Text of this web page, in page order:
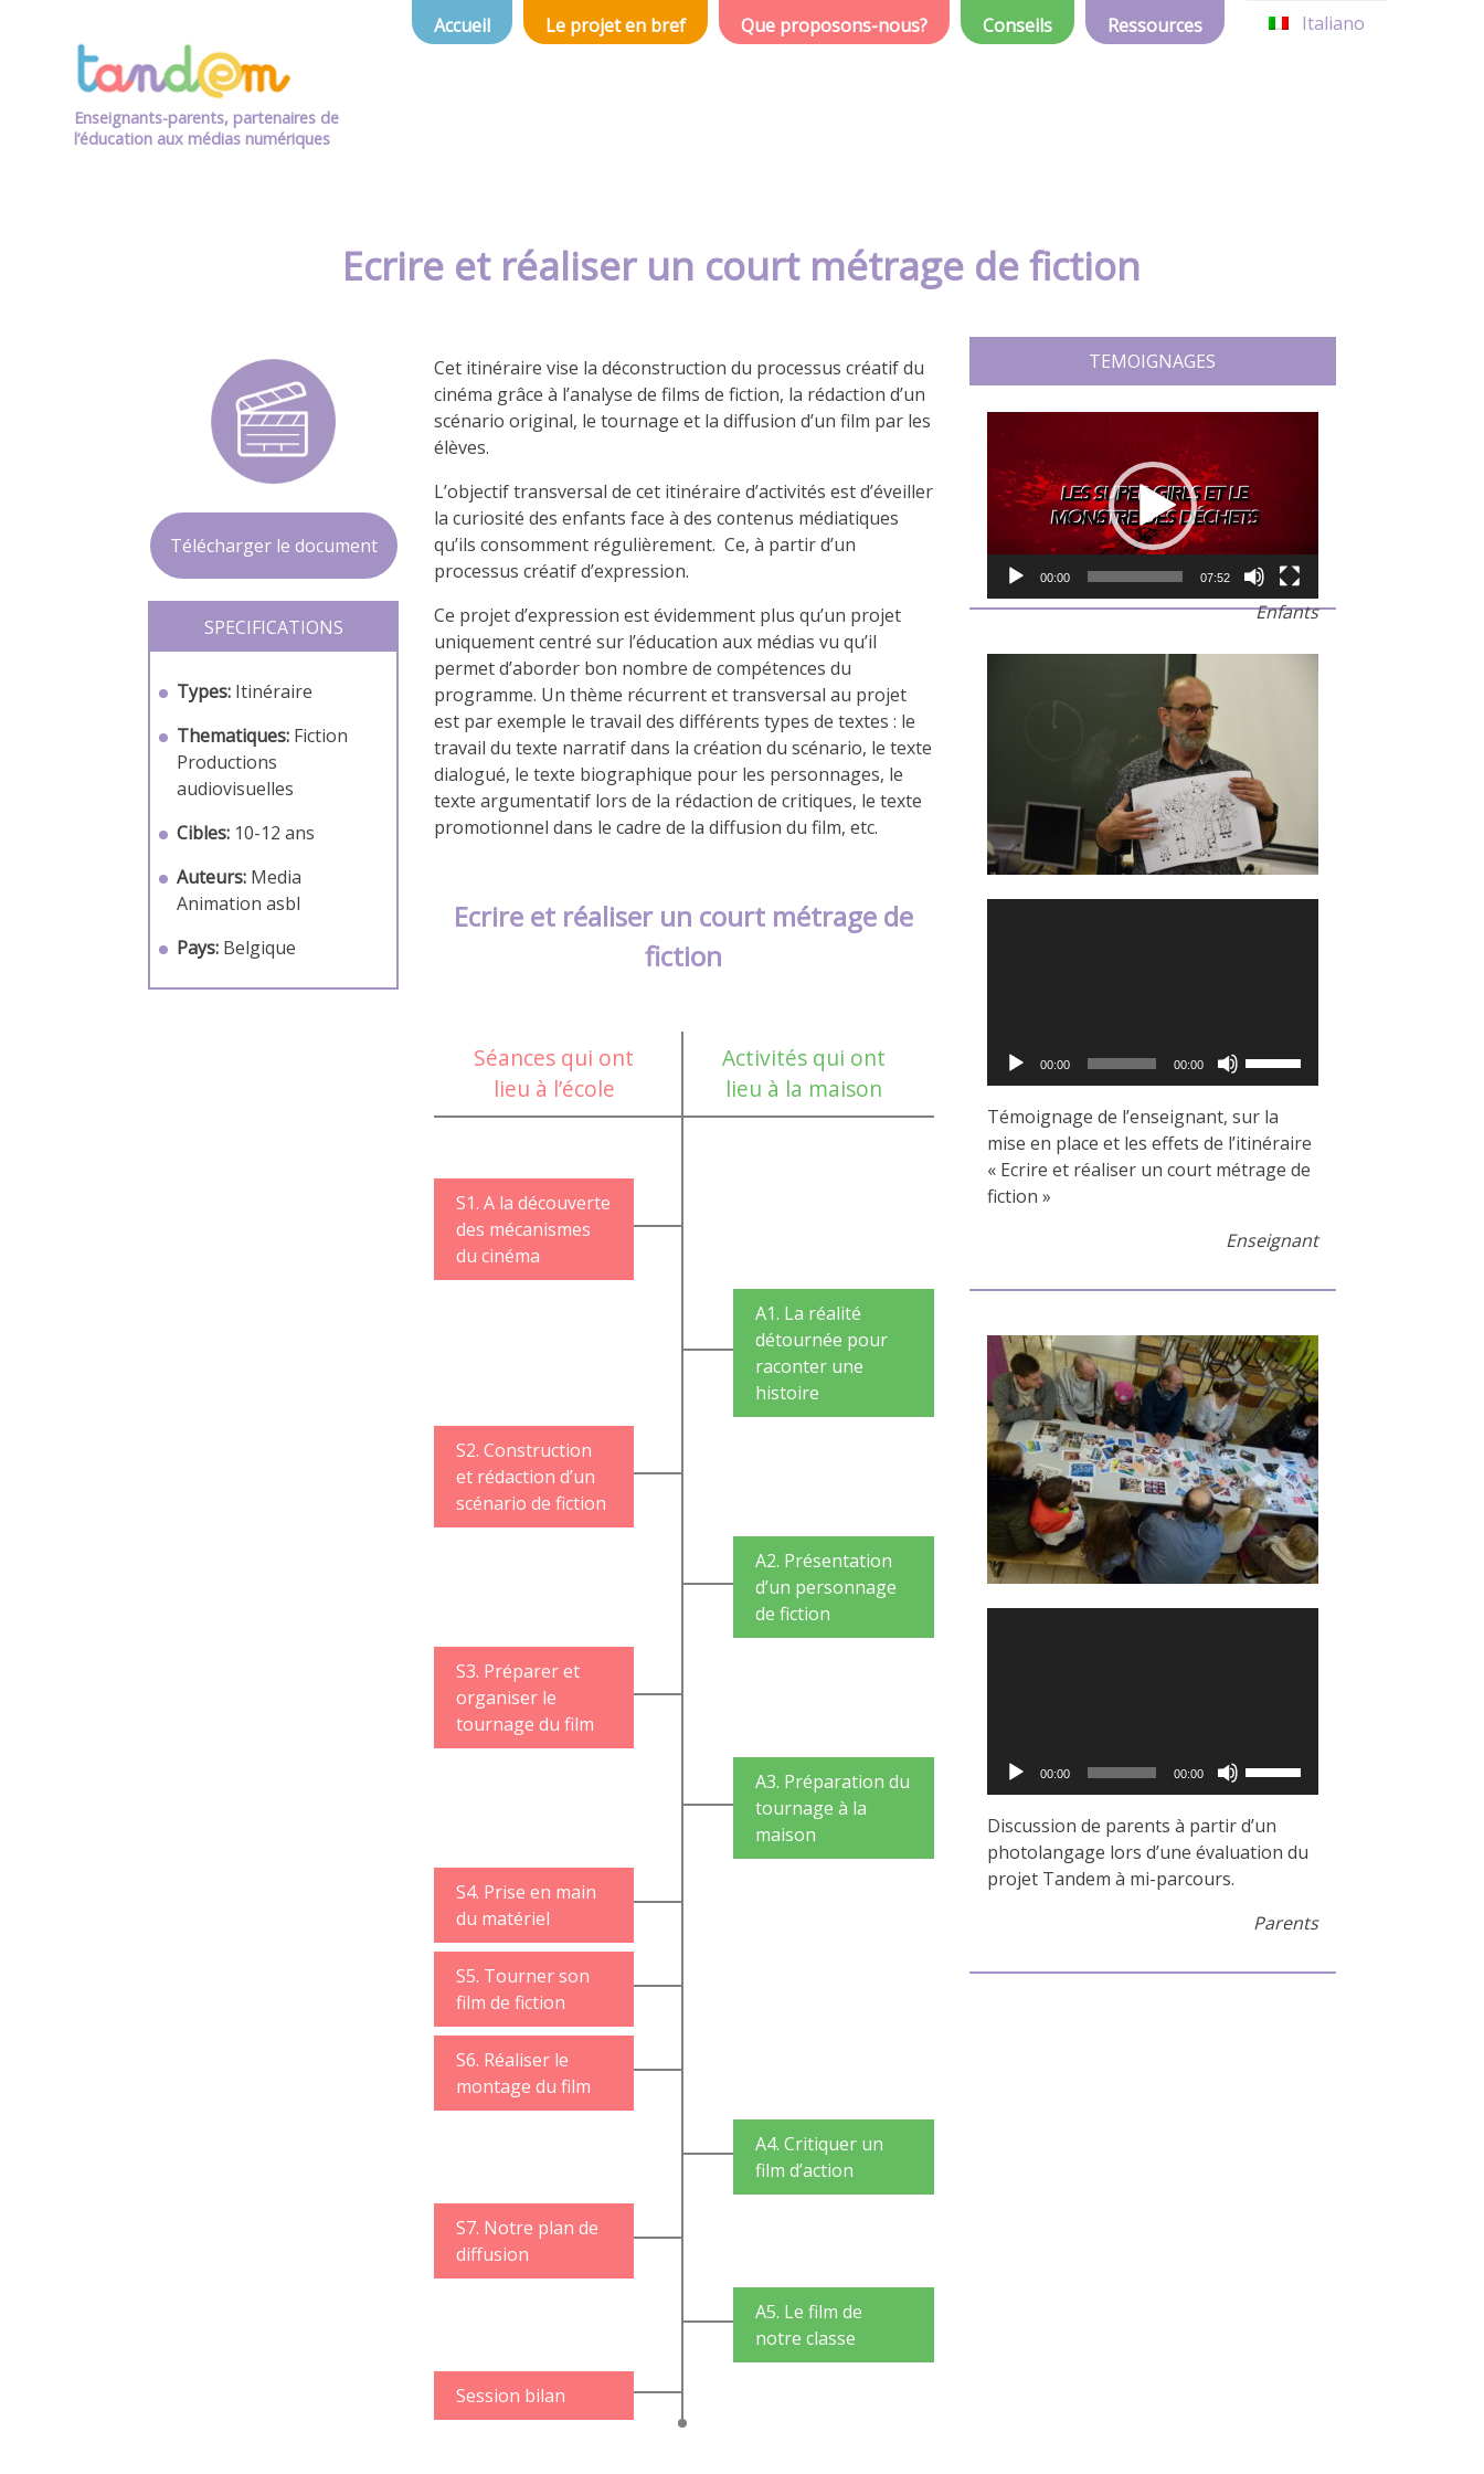
Enseignants-parents, partenaires de
l’éducation aux médias numériques
Accueil Le projet en bref Que proposons-nous? Conseils Ressources Italiano
Ecrire et réaliser un court métrage de fiction
Télécharger le document
SPECIFICATIONS
Types: Itinéraire
Thematiques: Fiction
Productions
audiovisuelles
Cibles: 10-12 ans
Auteurs: Media
Animation asbl
Pays: Belgique
Cet itinéraire vise la déconstruction du processus créatif du
cinéma grâce à l’analyse de films de fiction, la rédaction d’un
scénario original, le tournage et la diffusion d’un film par les
élèves.
L’objectif transversal de cet itinéraire d’activités est d’éveiller
la curiosité des enfants face à des contenus médiatiques
qu’ils consomment régulièrement. Ce, à partir d’un
processus créatif d’expression.
Ce projet d’expression est évidemment plus qu’un projet
uniquement centré sur l’éducation aux médias vu qu’il
permet d’aborder bon nombre de compétences du
programme. Un thème récurrent et transversal au projet
est par exemple le travail des différents types de textes : le
travail du texte narratif dans la création du scénario, le texte
dialogué, le texte biographique pour les personnages, le
texte argumentatif lors de la rédaction de critiques, le texte
promotionnel dans le cadre de la diffusion du film, etc.
Ecrire et réaliser un court métrage de
fiction
Séances qui ont
lieu à l’école
Activités qui ont
lieu à la maison
S1. A la découverte
des mécanismes
du cinéma
A1. La réalité
détournée pour
raconter une
histoire
S2. Construction
et rédaction d’un
scénario de fiction
A2. Présentation
d’un personnage
de fiction
S3. Préparer et
organiser le
tournage du film
A3. Préparation du
tournage à la
maison
S4. Prise en main
du matériel
S5. Tourner son
film de fiction
S6. Réaliser le
montage du film
A4. Critiquer un
film d’action
S7. Notre plan de
diffusion
A5. Le film de
notre classe
Session bilan
TEMOIGNAGES
00:00 07:52
Enfants
00:00 00:00
flèches
haut/bas
augmenter
diminuer
volume.
Témoignage de l’enseignant, sur la
mise en place et les effets de l’itinéraire
« Ecrire et réaliser un court métrage de
fiction »
Enseignant
00:00 00:00
flèches
haut/bas
ou
le
Discussion de parents à partir d’un
photolangage lors d’une évaluation du
projet Tandem à mi-parcours.
Parents